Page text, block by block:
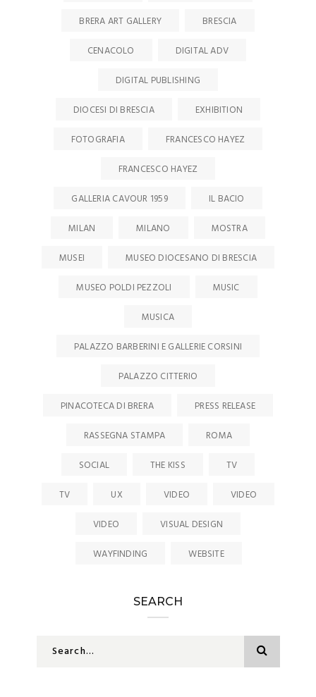
BRERA ART GALLERY
BRESCIA
CENACOLO
DIGITAL ADV
DIGITAL PUBLISHING
DIOCESI DI BRESCIA
EXHIBITION
FOTOGRAFIA
FRANCESCO HAYEZ
FRANCESCO HAYEZ
GALLERIA CAVOUR 1959
IL BACIO
MILAN
MILANO
MOSTRA
MUSEI
MUSEO DIOCESANO DI BRESCIA
MUSEO POLDI PEZZOLI
MUSIC
MUSICA
PALAZZO BARBERINI E GALLERIE CORSINI
PALAZZO CITTERIO
PINACOTECA DI BRERA
PRESS RELEASE
RASSEGNA STAMPA
ROMA
SOCIAL
THE KISS
TV
TV
UX VIDEO
VIDEO
VIDEO
VISUAL DESIGN
WAYFINDING
WEBSITE
SEARCH